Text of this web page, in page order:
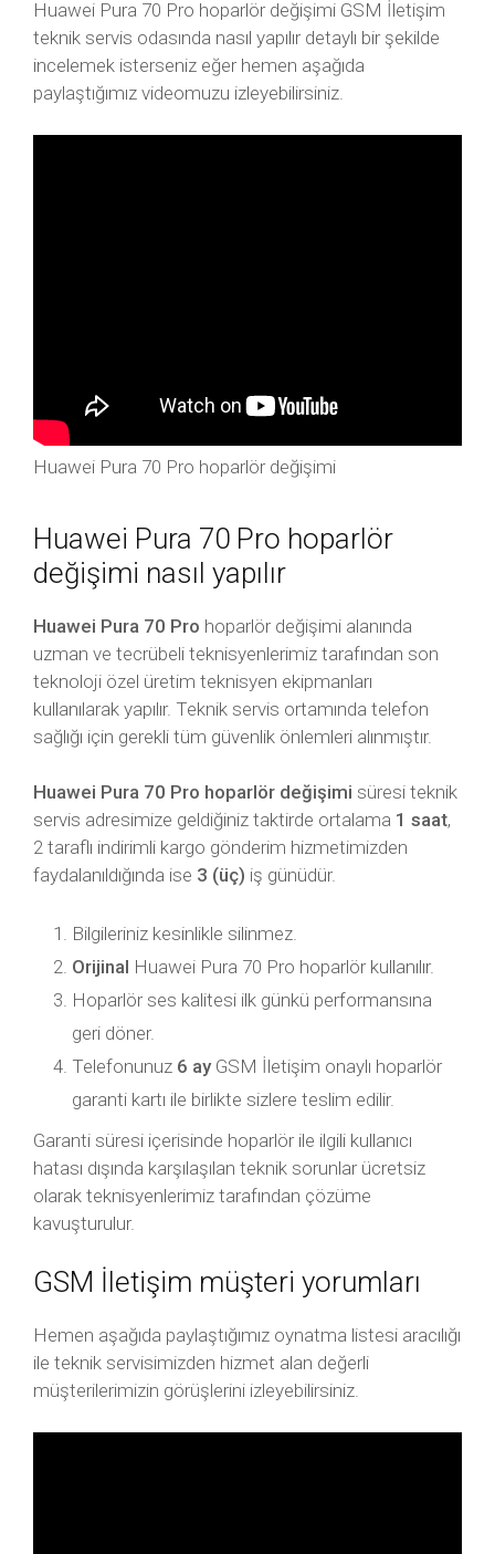
Huawei Pura 70 Pro hoparlör değişimi GSM İletişim
teknik servis odasında nasıl yapılır detaylı bir şekilde
incelemek isterseniz eğer hemen aşağıda
paylaştığımız videomuzu izleyebilirsiniz.
Huawei Pura 70 Pro hoparlör değişimi
Huawei Pura 70 Pro hoparlör
değişimi nasıl yapılır
Huawei Pura 70 Pro hoparlör değişimi alanında
uzman ve tecrübeli teknisyenlerimiz tarafından son
teknoloji özel üretim teknisyen ekipmanları
kullanılarak yapılır. Teknik servis ortamında telefon
sağlığı için gerekli tüm güvenlik önlemleri alınmıştır.
Huawei Pura 70 Pro hoparlör değişimi süresi teknik
servis adresimize geldiğiniz taktirde ortalama 1 saat,
2 taraflı indirimli kargo gönderim hizmetimizden
faydalanıldığında ise 3 (üç) iş günüdür.
Bilgileriniz kesinlikle silinmez.
Orijinal Huawei Pura 70 Pro hoparlör kullanılır.
Hoparlör ses kalitesi ilk günkü performansına
geri döner.
Telefonunuz 6 ayGSM İletişim onaylı hoparlör
garanti kartı ile birlikte sizlere teslim edilir.
Garanti süresi içerisinde hoparlör ile ilgili kullanıcı
hatası dışında karşılaşılan teknik sorunlar ücretsiz
olarak teknisyenlerimiz tarafından çözüme
kavuşturulur.
GSM İletişim müşteri yorumları
Hemen aşağıda paylaştığımız oynatma listesi aracılığı
ile teknik servisimizden hizmet alan değerli
müşterilerimizin görüşlerini izleyebilirsiniz.